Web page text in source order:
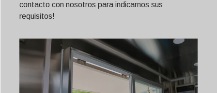
contacto con nosotros para indicarnos sus
requisitos!